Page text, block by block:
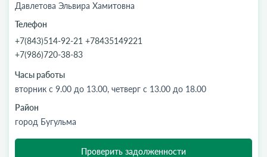
Давлетова Эльвира Хамитовна
Телефон
+7(843)514-92-21 +78435149221
+7(986)720-38-83
Часы работы
вторник с 9.00 до 13.00, четверг с 13.00 до 18.00
Район
город Бугульма
Проверить задолженности